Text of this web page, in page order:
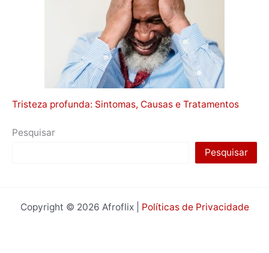
Tristeza profunda: Sintomas, Causas e Tratamentos
Pesquisar
Pesquisar
Copyright © 2026 Afroflix | Políticas de Privacidade